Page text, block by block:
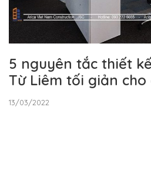
5 nguyên tắc thiết
Từ Liêm tối giản
13/03/2022